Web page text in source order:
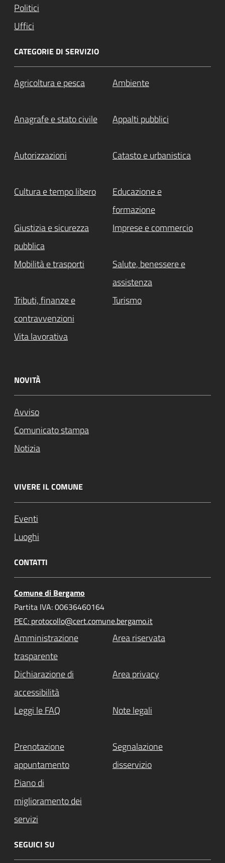
Politici
Uffici
CATEGORIE DI SERVIZIO
Agricoltura e pesca Ambiente
Anagrafe e stato civile Appalti pubblici
Autorizzazioni Catasto e urbanistica
Cultura e tempo libero
Educazione e
formazione
Giustizia e sicurezza
pubblica
Imprese e commercio
Mobilità e trasporti
Salute, benessere e
assistenza
Tributi, finanze e
contravvenzioni
Turismo
Vita lavorativa
NOVITÀ
Avviso
Comunicato stampa
Notizia
VIVERE IL COMUNE
Eventi
Luoghi
CONTATTI
Comune di Bergamo
Partita IVA: 00636460164
PEC: protocollo@cert.comune.bergamo.it
Amministrazione
trasparente
Area riservata
Dichiarazione di
accessibilità
Area privacy
Leggi le FAQ Note legali
Prenotazione
appuntamento
Segnalazione
disservizio
Piano di
miglioramento dei
servizi
SEGUICI SU